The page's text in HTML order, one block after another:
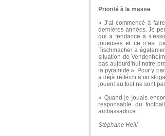
Priorité à la masse
« J’ai commencé à
dernières années. Je
qui a tendance à
joueuses et ce n’est
Tischmacher a
situation de
pas aujourd’hui notre
la pyramide ». Pour y
a déjà réfléchi à un
jouent au foot ne sont
« Quand je jouais
responsable du
ambassadrice.
Stéphane Heili